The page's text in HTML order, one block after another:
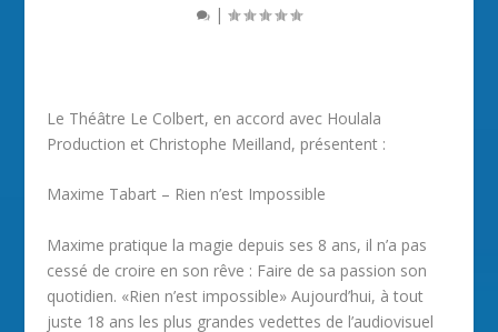
|
Le Théâtre Le Colbert, en accord avec Houlala
Production et Christophe Meilland, présentent :
Maxime Tabart – Rien n’est Impossible
Maxime pratique la magie depuis ses 8 ans, il n’a pas
cessé de croire en son rêve : Faire de sa passion son
quotidien. «Rien n’est impossible» Aujourd’hui, à tout
juste 18 ans les plus grandes vedettes de l’audiovisuel